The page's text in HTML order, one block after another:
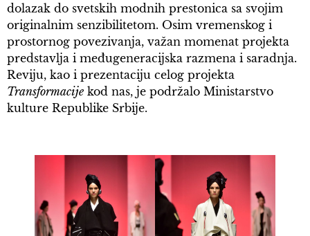
dolazak do svetskih modnih prestonica sa svojim
originalnim senzibilitetom. Osim vremenskog i
prostornog povezivanja, važan momenat projekta
predstavlja i međugeneracijska razmena i saradnja.
Reviju, kao i prezentaciju celog projekta
Transformacije kod nas, je podržalo Ministarstvo
kulture Republike Srbije.